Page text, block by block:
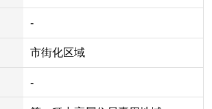
-
市街化区域
-